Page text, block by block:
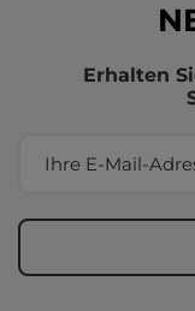
Erhalten